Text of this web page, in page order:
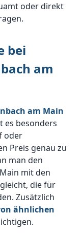
oder direkt
bei
am
am Main
es besonders
oder
Preis genau zu
man den
mit den
die für
Zusätzlich
ähnlichen